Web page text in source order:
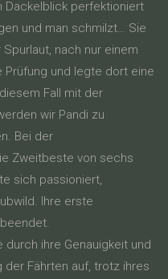
Dackelblick perfektioniert
und man schmilzt… Sie
nach nur einem
Prüfung und legte dort eine
Fall mit der
wir Pandi zu
Bei der
Zweitbeste von sechs
sich passioniert,
Ihre erste
ihre Genauigkeit und
Fährten auf, trotz ihres